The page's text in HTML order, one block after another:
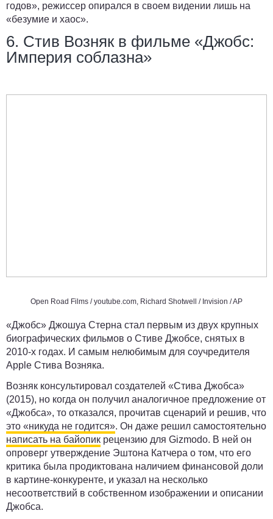
годов», режиссер опирался в своем видении лишь на
«безумие и хаос».
6. Стив Возняк в фильме «Джобс:
Империя соблазна»
Open Road Films /youtube.com, Richard Shotwell / Invision / AP
«Джобс» Джошуа Стерна стал первым из двух крупных
биографических фильмов о Стиве Джобсе, снятых в
2010-х годах. И самым нелюбимым для соучредителя
Apple Стива Возняка.
Возняк консультировал создателей «Стива Джобса»
(2015), но когда он получил аналогичное предложение от
«Джобса», то отказался, прочитав сценарий и решив, что
это «никуда не годится». Он даже решил самостоятельно
написать на байопик рецензию для Gizmodo. В ней он
опроверг утверждение Эштона Катчера о том, что его
критика была продиктована наличием финансовой доли
в картине-конкуренте, и указал на несколько
несоответствий в собственном изображении и описании
Джобса.